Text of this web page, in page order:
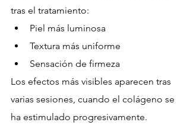
tras el tratamiento:
Piel más luminosa
Textura más uniforme
Sensación de firmeza
Los efectos más visibles aparecen tras
varias sesiones, cuando el colágeno se
ha estimulado progresivamente.